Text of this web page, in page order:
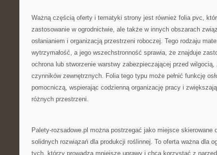
Ważną częścią oferty i tematyki strony jest również folia pvc,
zastosowanie w ogrodnictwie, ale także w innych obszarach
osłanianiem i organizacją przestrzeni roboczej. Tego rodzaju
wytrzymałość, a jego wszechstronność sprawia, że znajduje
ochrona lub stworzenie warstwy zabezpieczającej przed wilgocią,
czynników zewnętrznych. Folia tego typu może pełnić funkcję
pomocniczą, wspierając codzienną organizację pracy i
różnych przestrzeni.
Palety-rozsadowe.pl można postrzegać jako miejsce skierowane
solidnych rozwiązań dla produkcji roślinnej. To oferta ważna dla
tych, którzy prowadzą mniejsze uprawy i chcą korzystać z